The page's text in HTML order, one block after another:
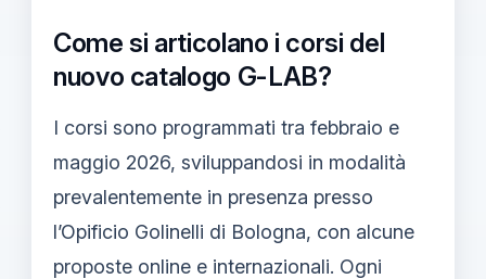
Come si articolano i corsi del
nuovo catalogo G-LAB?
I corsi sono programmati tra febbraio e
maggio 2026, sviluppandosi in modalità
prevalentemente in presenza presso
l’Opificio Golinelli di Bologna, con alcune
proposte online e internazionali. Ogni